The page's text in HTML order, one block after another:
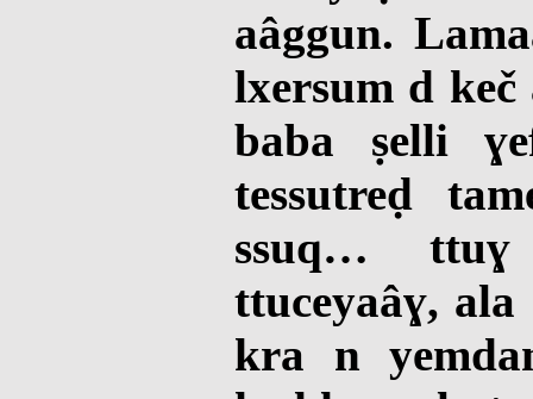
aâggun.
lxersum d
baba ṣelli
tessutreḍ
ssuq…
ttuceyaâɣ,
kra n